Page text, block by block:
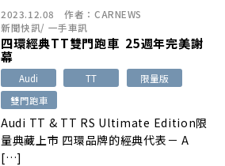
2023.12.08 作者： CARNEWS
新聞快訊/ 一手車訊
四環經典TT雙門跑車 25週年完美謝
幕
Audi TT
限量版
雙門跑車
Audi TT & TT RS Ultimate Edition限
量典藏上市 四環品牌的經典代表－ A
[…]